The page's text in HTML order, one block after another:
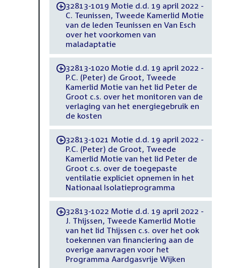
-32813-1019 Motie d.d. 19 april 2022 -
C. Teunissen, Tweede Kamerlid Motie
van de leden Teunissen en Van Esch
over het voorkomen van
maladaptatie
-32813-1020 Motie d.d. 19 april 2022 -
P.C. (Peter) de Groot, Tweede
Kamerlid Motie van het lid Peter de
Groot c.s. over het monitoren van de
verlaging van het energiegebruik en
de kosten
-32813-1021 Motie d.d. 19 april 2022 -
P.C. (Peter) de Groot, Tweede
Kamerlid Motie van het lid Peter de
Groot c.s. over de toegepaste
ventilatie expliciet opnemen in het
Nationaal Isolatieprogramma
-32813-1022 Motie d.d. 19 april 2022 -
J. Thijssen, Tweede Kamerlid Motie
van het lid Thijssen c.s. over het ook
toekennen van financiering aan de
overige aanvragen voor het
Programma Aardgasvrije Wijken